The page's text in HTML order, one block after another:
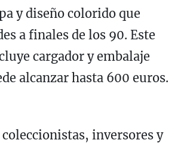
y diseño colorido que
a finales de los 90. Este
cargador y embalaje
alcanzar hasta 600 euros.
inversores y